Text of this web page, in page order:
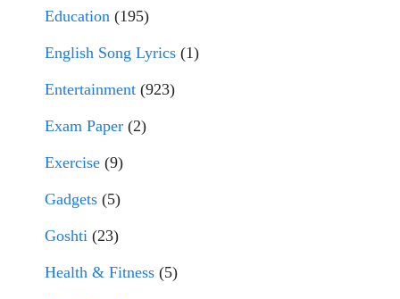
Education (195)
English Song Lyrics (1)
Entertainment (923)
Exam Paper (2)
Exercise (9)
Gadgets (5)
Goshti (23)
Health & Fitness (5)